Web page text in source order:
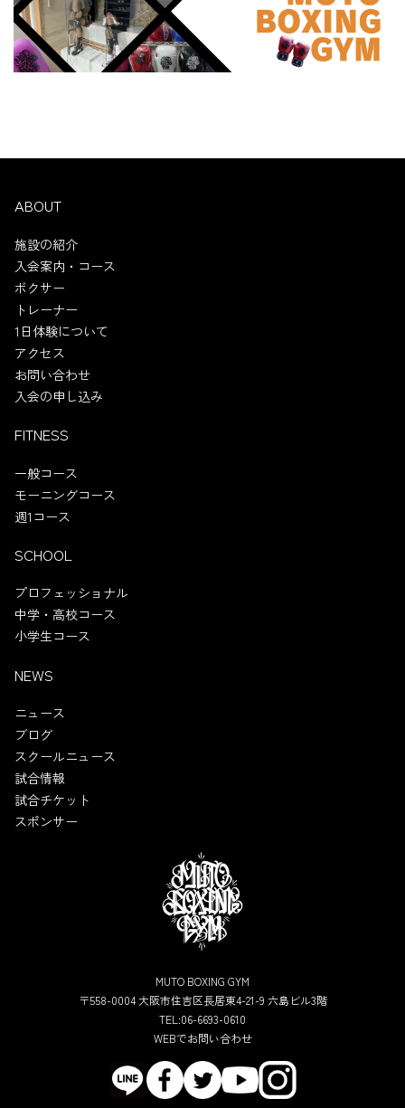
ABOUT
施設の紹介
入会案内・コース
ボクサー
トレーナー
1日体験について
アクセス
お問い合わせ
入会の申し込み
FITNESS
一般コース
モーニングコース
週1コース
SCHOOL
プロフェッショナル
中学・高校コース
小学生コース
NEWS
ニュース
ブログ
スクールニュース
試合情報
試合チケット
スポンサー
MUTO BOXING GYM
〒558-0004 大阪市住吉区長居東4-21-9 六島ビル3階
TEL:06-6693-0610
WEBでお問い合わせ